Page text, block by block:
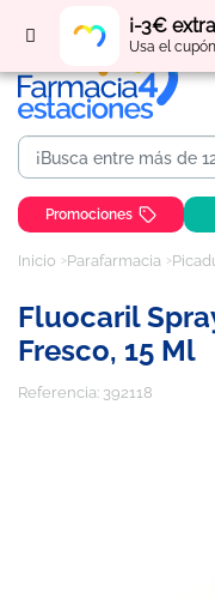
¡-3€
Usa el cupón
Regístratey
Promociones
Inicio Parafarmacia
Fluocaril
Fresco, 15 Ml
Referencia: 392118